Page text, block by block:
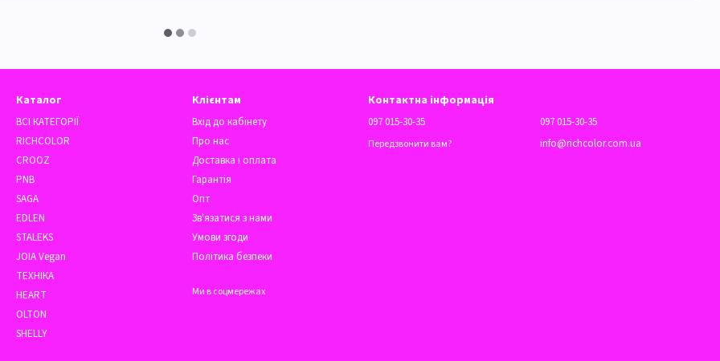
Каталог
ВСІ КАТЕГОРІЇ
RICHCOLOR
CROOZ
PNB
SAGA
EDLEN
STALEKS
JOIA Vegan
ТЕХНІКА
HEART
OLTON
SHELLY
Клієнтам
Вхід до кабінету
Про нас
Доставка і оплата
Гарантія
Опт
Зв'язатися з нами
Умови згоди
Політика безпеки
Ми в соцмережах
Контактна інформація
097 015-30-35
Передзвонити вам?
097 015-30-35
info@richcolor.com.ua